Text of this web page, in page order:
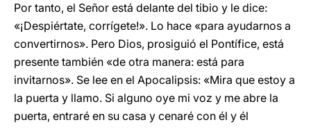
Por tanto, el Señor está delante del tibio y le dice:
«¡Despiértate, corrígete!». Lo hace «para ayudarnos a
convertirnos». Pero Dios, prosiguió el Pontífice, está
presente también «de otra manera: está para
invitarnos». Se lee en el Apocalipsis: «Mira que estoy a
la puerta y llamo. Si alguno oye mi voz y me abre la
puerta, entraré en su casa y cenaré con él y él